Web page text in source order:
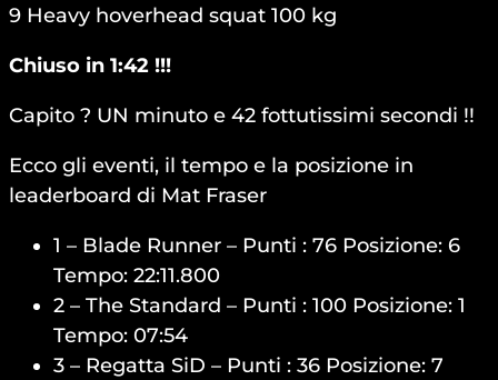
9 Heavy hoverhead squat 100 kg
Chiuso in 1:42 !!!
Capito ? UN minuto e 42 fottutissimi secondi !!
Ecco gli eventi, il tempo e la posizione in
leaderboard di Mat Fraser
1 – Blade Runner – Punti : 76 Posizione: 6
Tempo: 22:11.800
2 – The Standard – Punti : 100 Posizione: 1
Tempo: 07:54
3 – Regatta SiD – Punti : 36 Posizione: 7